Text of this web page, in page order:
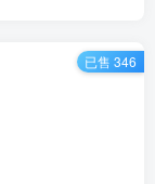
已售 346